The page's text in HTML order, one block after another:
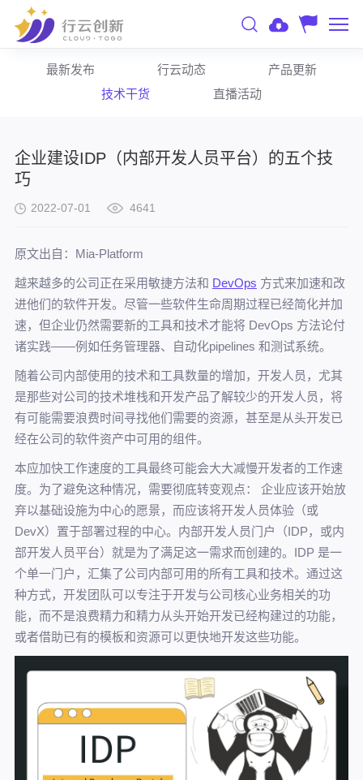
最新发布 行云动态
产品更新
技术干货
直播活动
企业建设IDP（内部开发人员平台）的五个技
巧
2022-07-01 4641
原文出自：Mia-Platform
越来越多的公司正在采用敏捷方法和 DevOps 方式来加速和改
进他们的软件开发。尽管一些软件生命周期过程已经简化并加
速，但企业仍然需要新的工具和技术才能将 DevOps 方法论付
诸实践——例如任务管理器、自动化pipelines 和测试系统。
随着公司内部使用的技术和工具数量的增加，开发人员，尤其
是那些对公司的技术堆栈和开发产品了解较少的开发人员，将
有可能需要浪费时间寻找他们需要的资源，甚至是从头开发已
经在公司的软件资产中可用的组件。
本应加快工作速度的工具最终可能会大大减慢开发者的工作速
度。为了避免这种情况，需要彻底转变观点： 企业应该开始放
弃以基础设施为中心的愿景，而应该将开发人员体验（或
DevX）置于部署过程的中心。内部开发人员门户（IDP，或内
部开发人员平台）就是为了满足这一需求而创建的。IDP 是一
个单一门户，汇集了公司内部可用的所有工具和技术。通过这
种方式，开发团队可以专注于开发与公司核心业务相关的功
能，而不是浪费精力和精力从头开始开发已经构建过的功能，
或者借助已有的模板和资源可以更快地开发这些功能。